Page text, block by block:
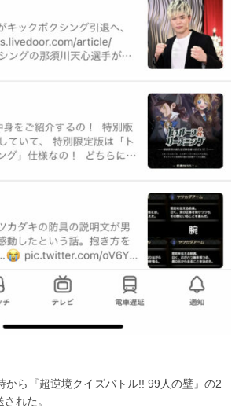
から『超逆境クイズバトル!! 99人の壁』の2
れた。